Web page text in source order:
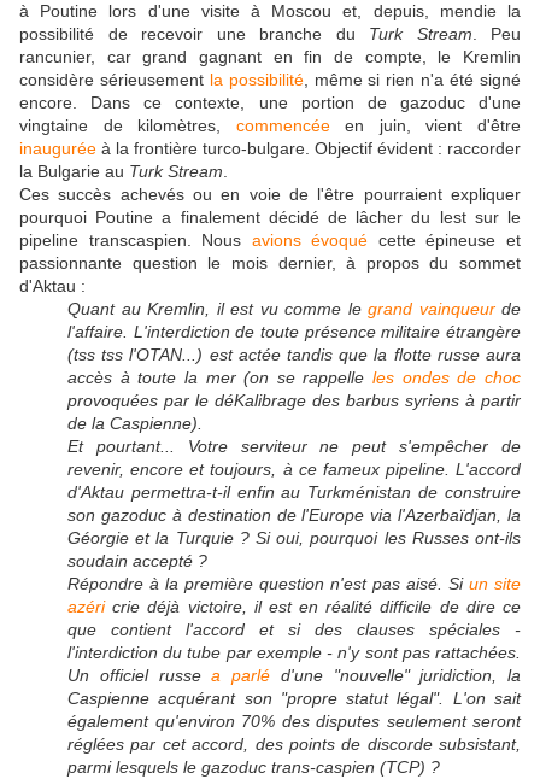
à Poutine lors d'une visite à Moscou et, depuis, mendie la
possibilité de recevoir une branche du Turk Stream . Peu
rancunier, car grand gagnant en fin de compte, le Kremlin
considère sérieusement la possibilité, même si rien n'a été signé
encore. Dans ce contexte, une portion de gazoduc d'une
vingtaine de kilomètres, commencéeen juin, vient d'être
inaugurée à la frontière turco-bulgare. Objectif évident : raccorder
la Bulgarie au Turk Stream
Ces succès achevés ou en voie de l'être pourraient expliquer
pourquoi Poutine a finalement décidé de lâcher du lest sur le
pipeline transcaspien. Nous avions évoqué cette épineuse et
passionnante question le mois dernier, à propos du sommet
d'Aktau :
Quant au Kremlin, il est vu comme le grand vainqueurde
l'affaire. L'interdiction de toute présence militaire étrangère
(tss tss l'OTAN...) est actée tandis que la flotte russe aura
accès à toute la mer (on se rappelleles ondes de choc
provoquées par le déKalibrage des barbus syriens à partir
de la Caspienne).
Et pourtant... Votre serviteur ne peut s'empêcher de
revenir, encore et toujours, à ce fameux pipeline. L'accord
d'Aktau permettra-t-il enfin au Turkménistan de construire
son gazoduc à destination de l'Europe via l'Azerbaïdjan, la
Géorgie et la Turquie ? Si oui, pourquoi les Russes ont-ils
soudain accepté ?
Répondre à la première question n'est pas aisé. Si un site
azéricrie déjà victoire, il est en réalité difficile de dire ce
que contient l'accord et si des clauses spéciales -
l'interdiction du tube par exemple - n'y sont pas rattachées.
Un officiel russea parlé d'une "nouvelle" juridiction, la
Caspienne acquérant son "propre statut légal". L'on sait
également qu'environ 70% des disputes seulement seront
réglées par cet accord, des points de discorde subsistant,
parmi lesquels le gazoduc trans-caspien (TCP) ?